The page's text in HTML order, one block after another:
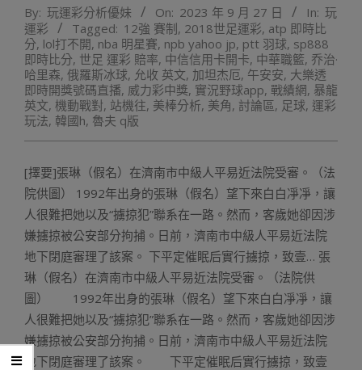
By: 玩運彩分析優妹 On: 2023 年 9 月 27 日 In: 玩
運彩
Tagged: 12強 賽制 , 2018世足運彩, atp 即時比
分, lol打不開, nba 明星賽, npb yahoo jp, ptt 羽球, sp888
即時比分, 世足 運彩 賠率, 中信信用卡開卡, 中華職籃, 乔治·
哈里森, 俄羅斯冰球, 允收 英文, 加坦杰厄, 午安安, 大樂透
即時開獎號碼直播, 威力彩中獎, 實況野球app, 戰績網, 暴龍
英文, 機動戰對, 站機往, 美棒分析, 美角, 討論區, 足球, 運彩
玩法, 韓國h, 魯夫 q版
[擇要]張琳（假名）在濟南市中級人平易近法院受審。（法
院供圖） 1992年出身的張琳（假名）望下來白白凈凈，讓
人很難把她以及“擄掠犯”聯系在一路。然而，客歲她卻因涉
嫌擄掠被公安部分拘捕。日前，濟南市中級人平易近法院
地下閉庭審理了該案。 下平定催眠后實行擄掠，致壹… 張
琳（假名）在濟南市中級人平易近法院受審。（法院供
圖） 1992年出身的張琳（假名）望下來白白凈凈，讓
人很難把她以及“擄掠犯”聯系在一路。然而，客歲她卻因涉
嫌擄掠被公安部分拘捕。日前，濟南市中級人平易近法院
地下閉庭審理了該案。 下平定催眠后實行擄掠，致壹